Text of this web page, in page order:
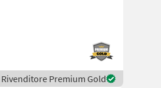
Rivenditore Premium Gold